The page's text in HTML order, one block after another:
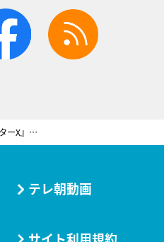
facebook
『ドクターX』の名物シーンをテーマに開発！「メロンパンX」が期間限定発売
テレ朝動画